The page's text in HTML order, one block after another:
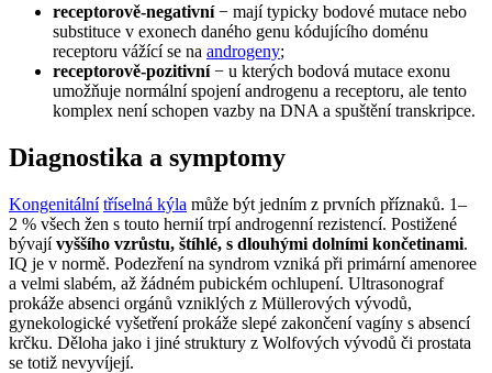
receptorově-negativní− mají typicky bodové mutace nebo
substituce v exonech daného genu kódujícího doménu
receptoru vážící se na androgeny;
receptorově-pozitivní− u kterých bodová mutace exonu
umožňuje normální spojení androgenu a receptoru, ale tento
komplex není schopen vazby na DNA a spuštění transkripce.
Diagnostika a symptomy
Kongenitální tříselná kýla může být jedním z prvních příznaků. 1–
2 % všech žen s touto hernií trpí androgenní rezistencí. Postižené
bývajívyššího vzrůstu, štíhlé, s dlouhými dolními končetinami.
IQ je v normě. Podezření na syndrom vzniká při primární amenoree
a velmi slabém, až žádném pubickém ochlupení. Ultrasonograf
prokáže absenci orgánů vzniklých z Müllerových vývodů,
gynekologické vyšetření prokáže slepé zakončení vagíny s absencí
krčku. Děloha jako i jiné struktury z Wolfových vývodů či prostata
se totiž nevyvíjejí.